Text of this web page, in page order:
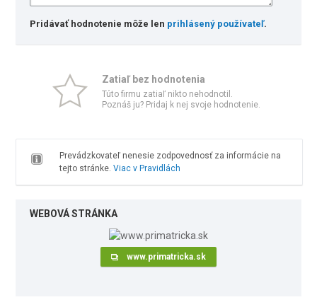
Pridávať hodnotenie môže len prihlásený používateľ.
Zatiaľ bez hodnotenia
Túto firmu zatiaľ nikto nehodnotil.
Poznáš ju? Pridaj k nej svoje hodnotenie.
Prevádzkovateľ nenesie zodpovednosť za informácie na
tejto stránke. Viac v Pravidlách
WEBOVÁ STRÁNKA
www.primatricka.sk